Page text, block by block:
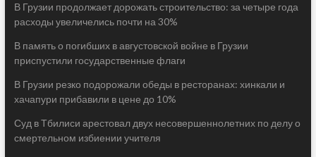
В Грузии продолжает дорожать строительство: за четыре года
расходы увеличелись почти на 30%
В память о погибших в августовской войне в Грузии
приспустили государственные флаги
В Грузии резко подорожали обеды в ресторанах: хинкали и
хачапури прибавили в цене до 10%
Суд в Тбилиси арестовал двух несовершеннолетних по делу о
смертельном избиении учителя